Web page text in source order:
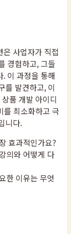
사업자가 직접
경험하고, 그들
이 과정을 통해
를 발견하고, 이
품 개발 아이디
를 최소화하고 극
니다.
효과적인가요?
의와 어떻게 다
한 이유는 무엇